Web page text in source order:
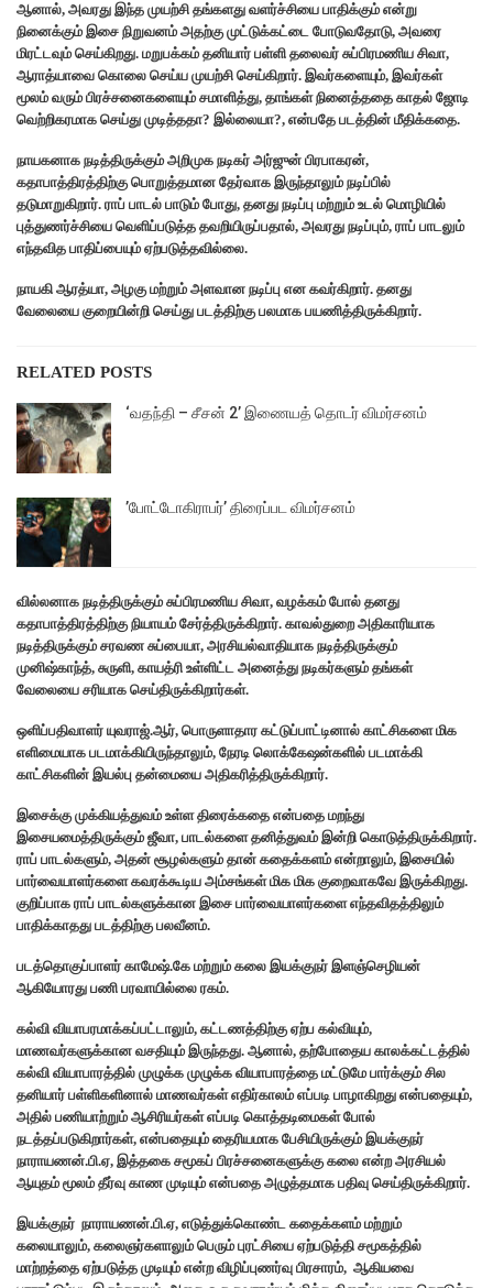
ஆனால், அவரது இந்த முயற்சி தங்களது வளர்ச்சியை பாதிக்கும் என்று
நினைக்கும் இசை நிறுவனம் அதற்கு முட்டுக்கட்டை போடுவதோடு, அவரை
மிரட்டவும் செய்கிறது. மறுபக்கம் தனியார் பள்ளி தலைவர் சுப்பிரமணிய சிவா,
ஆராத்யாவை கொலை செய்ய முயற்சி செய்கிறார். இவர்களையும், இவர்கள்
மூலம் வரும் பிரச்சனைகளையும் சமாளித்து, தாங்கள் நினைத்ததை காதல் ஜோடி
வெற்றிகரமாக செய்து முடித்ததா? இல்லையா?, என்பதே படத்தின் மீதிக்கதை.
நாயகனாக நடித்திருக்கும் அறிமுக நடிகர் அர்ஜுன் பிரபாகரன்,
கதாபாத்திரத்திற்கு பொறுத்தமான தேர்வாக இருந்தாலும் நடிப்பில்
தடுமாறுகிறார். ராப் பாடல் பாடும் போது, தனது நடிப்பு மற்றும் உடல் மொழியில்
புத்துணர்ச்சியை வெளிப்படுத்த தவறியிருப்பதால், அவரது நடிப்பும், ராப் பாடலும்
எந்தவித பாதிப்பையும் ஏற்படுத்தவில்லை.
நாயகி ஆரத்யா, அழகு மற்றும் அளவான நடிப்பு என கவர்கிறார். தனது
வேலையை குறையின்றி செய்து படத்திற்கு பலமாக பயணித்திருக்கிறார்.
RELATED POSTS
‘வதந்தி – சீசன் 2’ இணையத் தொடர் விமர்சனம்
’போட்டோகிராபர்’ திரைப்பட விமர்சனம்
வில்லனாக நடித்திருக்கும் சுப்பிரமணிய சிவா, வழக்கம் போல் தனது
கதாபாத்திரத்திற்கு நியாயம் சேர்த்திருக்கிறார். காவல்துறை அதிகாரியாக
நடித்திருக்கும் சரவண சுப்பையா, அரசியல்வாதியாக நடித்திருக்கும்
முனிஷ்காந்த், சுருளி, காயத்ரி உள்ளிட்ட அனைத்து நடிகர்களும் தங்கள்
வேலையை சரியாக செய்திருக்கிறார்கள்.
ஒளிப்பதிவாளர் யுவராஜ்.ஆர், பொருளாதார கட்டுப்பாட்டினால் காட்சிகளை மிக
எளிமையாக படமாக்கியிருந்தாலும், நேரடி லொக்கேஷன்களில் படமாக்கி
காட்சிகளின் இயல்பு தன்மையை அதிகரித்திருக்கிறார்.
இசைக்கு முக்கியத்துவம் உள்ள திரைக்கதை என்பதை மறந்து
இசையமைத்திருக்கும் ஜீவா, பாடல்களை தனித்துவம் இன்றி கொடுத்திருக்கிறார்.
ராப் பாடல்களும், அதன் சூழல்களும் தான் கதைக்களம் என்றாலும், இசையில்
பார்வையாளர்களை கவரக்கூடிய அம்சங்கள் மிக மிக குறைவாகவே இருக்கிறது.
குறிப்பாக ராப் பாடல்களுக்கான இசை பார்வையாளர்களை எந்தவிதத்திலும்
பாதிக்காதது படத்திற்கு பலவீனம்.
படத்தொகுப்பாளர் காமேஷ்.கே மற்றும் கலை இயக்குநர் இளஞ்செழியன்
ஆகியோரது பணி பரவாயில்லை ரகம்.
கல்வி வியாபரமாக்கப்பட்டாலும், கட்டணத்திற்கு ஏற்ப கல்வியும்,
மாணவர்களுக்கான வசதியும் இருந்தது. ஆனால், தற்போதைய காலக்கட்டத்தில்
கல்வி வியாபாரத்தில் முழுக்க முழுக்க வியாபாரத்தை மட்டுமே பார்க்கும் சில
தனியார் பள்ளிகளினால் மாணவர்கள் எதிர்காலம் எப்படி பாழாகிறது என்பதையும்,
அதில் பணியாற்றும் ஆசிரியர்கள் எப்படி கொத்தடிமைகள் போல்
நடத்தப்படுகிறார்கள், என்பதையும் தைரியமாக பேசியிருக்கும் இயக்குநர்
நாராயணன்.பி.ஏ, இத்தகை சமூகப் பிரச்சனைகளுக்கு கலை என்ற அரசியல்
ஆயுதம் மூலம் தீர்வு காண முடியும் என்பதை அழுத்தமாக பதிவு செய்திருக்கிறார்.
இயக்குநர் நாராயணன்.பி.ஏ, எடுத்துக்கொண்ட கதைக்களம் மற்றும்
கலையாலும், கலைஞர்களாலும் பெரும் புரட்சியை ஏற்படுத்தி சமூகத்தில்
மாற்றத்தை ஏற்படுத்த முடியும் என்ற விழிப்புணர்வு பிரசாரம், ஆகியவை